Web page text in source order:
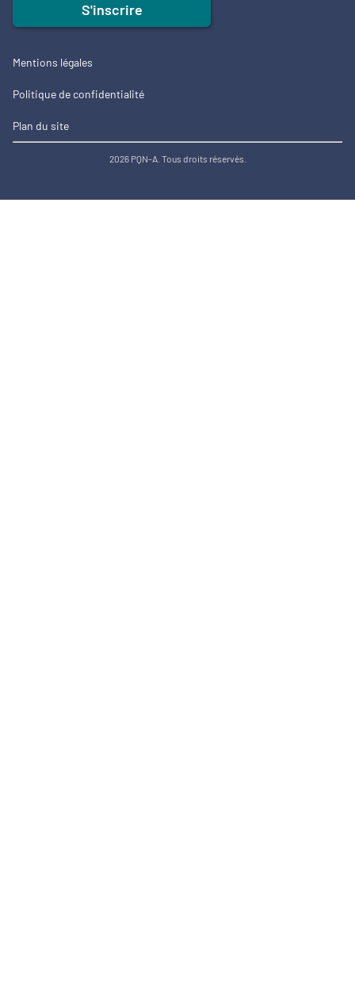
S'inscrire
Mentions légales
Politique de confidentialité
Plan du site
2026 PQN-A. Tous droits réservés.